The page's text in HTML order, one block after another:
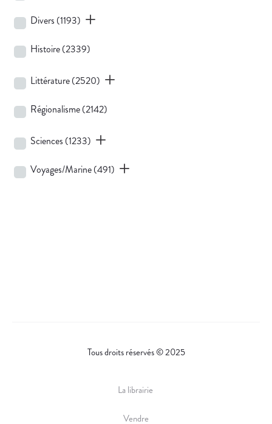
Divers (1193)
Histoire(2339)
Littérature(2520)
Régionalisme(2142)
Sciences (1233)
Voyages/Marine(491)
Tous droits réservés © 2025
La librairie
Vendre